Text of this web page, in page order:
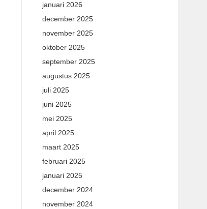
januari 2026
december 2025
november 2025
oktober 2025
september 2025
augustus 2025
juli 2025
juni 2025
mei 2025
april 2025
maart 2025
februari 2025
januari 2025
december 2024
november 2024